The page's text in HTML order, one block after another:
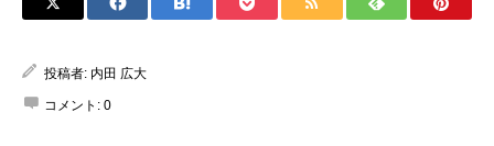
投稿者: 内田 広大
コメント: 0